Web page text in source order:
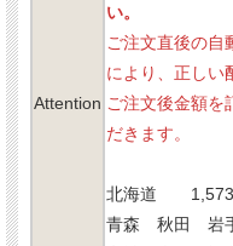
Attention
い。
ご注文直後の自
により、正しい
ご注文後金額を
だきます。
北海道
青森 秋田 岩